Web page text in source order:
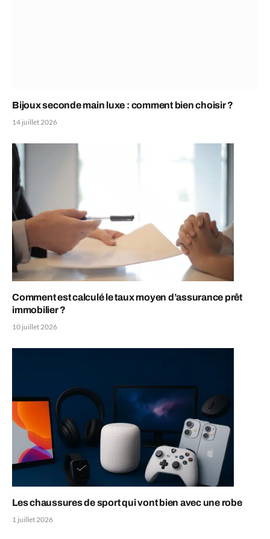
Bijoux seconde main luxe : comment bien choisir ?
14 juillet 2026
Comment est calculé le taux moyen d’assurance prêt
immobilier ?
10 juillet 2026
Les chaussures de sport qui vont bien avec une robe
1 juillet 2026